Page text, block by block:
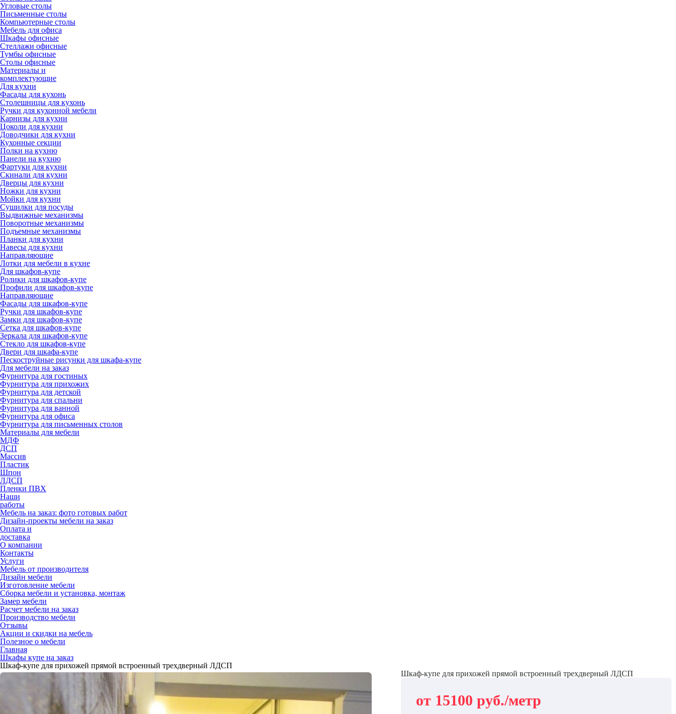
Угловые столы
Письменные столы
Компьютерные столы
Мебель для офиса
Шкафы офисные
Стеллажи офисные
Тумбы офисные
Столы офисные
Материалы и
комплектующие
Для кухни
Фасады для кухонь
Столешницы для кухонь
Ручки для кухонной мебели
Карнизы для кухни
Цоколи для кухни
Доводчики для кухни
Кухонные секции
Полки на кухню
Панели на кухню
Фартуки для кухни
Скинали для кухни
Дверцы для кухни
Ножки для кухни
Мойки для кухни
Сушилки для посуды
Выдвижные механизмы
Поворотные механизмы
Подъемные механизмы
Планки для кухни
Навесы для кухни
Направляющие
Лотки для мебели в кухне
Для шкафов-купе
Ролики для шкафов-купе
Профили для шкафов-купе
Направляющие
Фасады для шкафов-купе
Ручки для шкафов-купе
Замки для шкафов-купе
Сетка для шкафов-купе
Зеркала для шкафов-купе
Стекло для шкафов-купе
Двери для шкафа-купе
Пескоструйные рисунки для шкафа-купе
Для мебели на заказ
Фурнитура для гостиных
Фурнитура для прихожих
Фурнитура для детской
Фурнитура для спальни
Фурнитура для ванной
Фурнитура для офиса
Фурнитура для письменных столов
Материалы для мебели
МДФ
ДСП
Массив
Пластик
Шпон
ЛДСП
Пленки ПВХ
Наши
работы
Мебель на заказ: фото готовых работ
Дизайн-проекты мебели на заказ
Оплата и
доставка
О компании
Контакты
Услуги
Мебель от производителя
Дизайн мебели
Изготовление мебели
Сборка мебели и установка, монтаж
Замер мебели
Расчет мебели на заказ
Производство мебели
Отзывы
Акции и скидки на мебель
Полезное о мебели
Главная
Шкафы купе на заказ
Шкаф-купе для прихожей прямой встроенный трехдверный ЛДСП
Шкаф-купе для прихожей прямой встроенный трехдверный ЛДСП
от 15100 руб./метр